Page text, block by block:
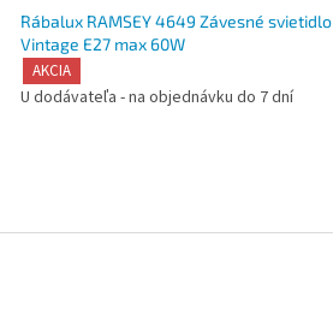
Rábalux RAMSEY 4649 Závesné svietidlo
Vintage E27 max 60W
AKCIA
U dodávateľa - na objednávku do 7 dní